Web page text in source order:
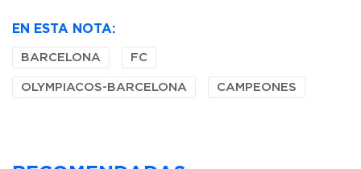
EN ESTA NOTA:
BARCELONA FC
OLYMPIACOS-BARCELONA CAMPEONES